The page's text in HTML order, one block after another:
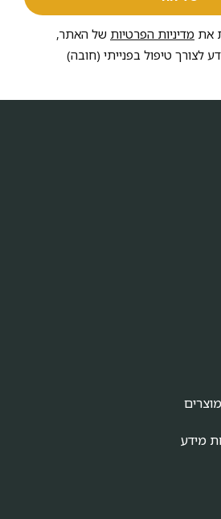
את מדיניות הפרטיות של האתר,
לצורך טיפול בפנייתי (חובה)
מידע